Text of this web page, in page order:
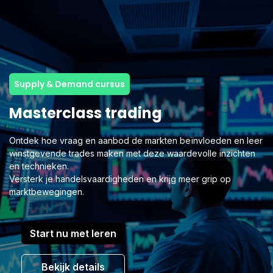
Supply & Demand cursus
Masterclass trading
Ontdek hoe vraag en aanbod de markten beïnvloeden en leer
winstgevende trades maken met deze waardevolle inzichten
en technieken.
Versterk je handelsvaardigheden en krijg meer grip op
marktbewegingen.
Start nu met leren
Bekijk details